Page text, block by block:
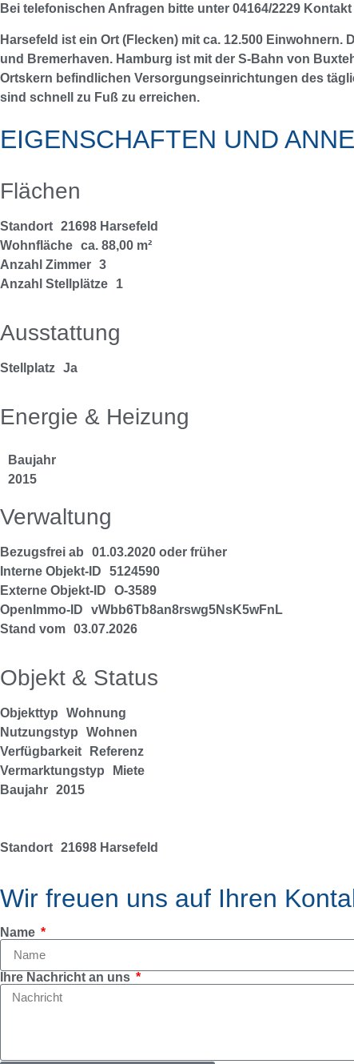
Bei telefonischen Anfragen bitte unter 04164/2229
Harsefeld ist ein Ort (Flecken) mit ca. 12.500
und Bremerhaven. Hamburg ist mit der S-Bahn von
Ortskern befindlichen Versorgungseinrichtungen des
sind schnell zu Fuß zu erreichen.
EIGENSCHAFTEN UND
Flächen
Standort 21698 Harsefeld
Wohnfläche ca. 88,00 m²
Anzahl Zimmer 3
Anzahl Stellplätze
1
Ausstattung
Stellplatz Ja
Energie & Heizung
Baujahr
2015
Verwaltung
Bezugsfrei ab
01.03.2020 oder früher
Interne Objekt-ID
5124590
Externe Objekt-ID
O-3589
OpenImmo-ID
vWbb6Tb8an8rswg5NsK5wFnL
Stand vom 03.07.2026
Objekt & Status
Objekttyp
Wohnung
Nutzungstyp
Wohnen
Verfügbarkeit
Referenz
Vermarktungstyp
Miete
Baujahr 2015
Standort 21698 Harsefeld
Wir freuen uns auf Ihren
Name
Ihre Nachricht an uns